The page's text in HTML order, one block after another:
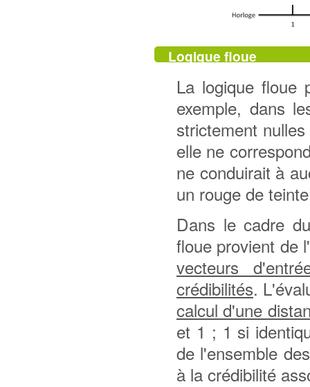
Logique floue
La logique floue
exemple, dans
strictement
elle ne
ne conduirait à
un rouge de
Dans le cadre
floue provient de
vecteurs
crédibilités.
calcul d'une
et 1 ; 1 si
de l'ensemble
à la crédibilité